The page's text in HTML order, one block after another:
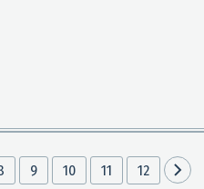
9 10 11 12